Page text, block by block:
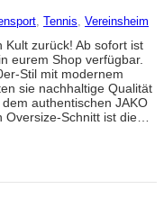
, Tennis, Vereinsheim
zurück! Ab sofort ist
eurem Shop verfügbar.
Stil mit modernem
sie nachhaltige Qualität
authentischen JAKO
Schnitt ist die…